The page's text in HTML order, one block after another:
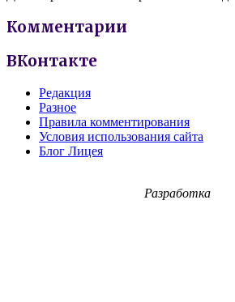
Комментарии
ВКонтакте
Редакция
Разное
Правила комментирования
Условия использования сайта
Блог Лицея
Разработка